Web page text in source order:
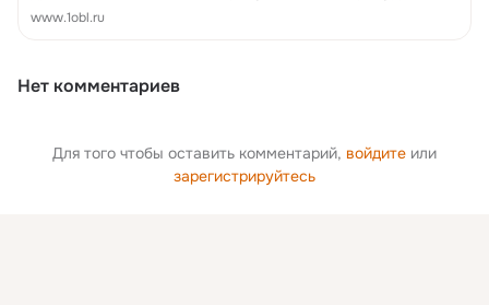
www.1obl.ru
Нет комментариев
Для того чтобы оставить комментарий, войдите или
зарегистрируйтесь